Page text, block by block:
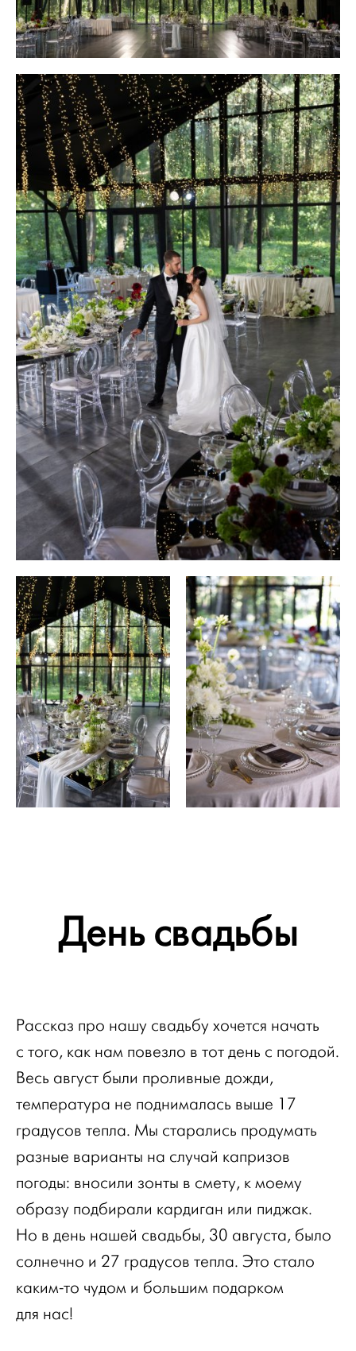
День свадьбы
Рассказ про нашу свадьбу хочется начать
с того, как нам повезло в тот день с погодой.
Весь август были проливные дожди,
температура не поднималась выше 17
градусов тепла. Мы старались продумать
разные варианты на случай капризов
погоды: вносили зонты в смету, к моему
образу подбирали кардиган или пиджак.
Но в день нашей свадьбы, 30 августа, было
солнечно и 27 градусов тепла. Это стало
каким-то чудом и большим подарком
для нас!